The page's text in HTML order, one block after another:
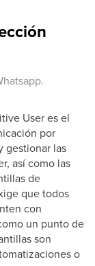
User es el
por
gestionar las
así como las
de
que todos
con
un punto de
son
o